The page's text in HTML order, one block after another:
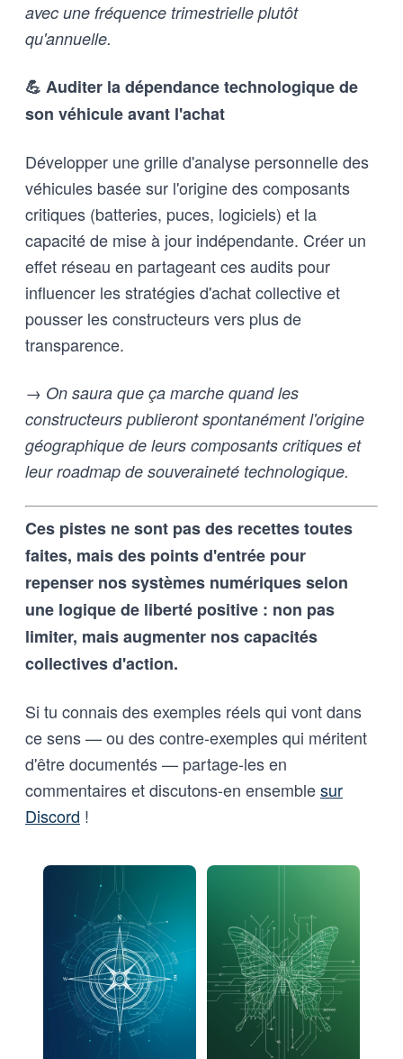
avec une fréquence trimestrielle plutôt
qu'annuelle.
💪 Auditer la dépendance technologique de
son véhicule avant l'achat
Développer une grille d'analyse personnelle des
véhicules basée sur l'origine des composants
critiques (batteries, puces, logiciels) et la
capacité de mise à jour indépendante. Créer un
effet réseau en partageant ces audits pour
influencer les stratégies d'achat collective et
pousser les constructeurs vers plus de
transparence.
→ On saura que ça marche quand les
constructeurs publieront spontanément l'origine
géographique de leurs composants critiques et
leur roadmap de souveraineté technologique.
Ces pistes ne sont pas des recettes toutes
faites, mais des points d'entrée pour
repenser nos systèmes numériques selon
une logique de liberté positive : non pas
limiter, mais augmenter nos capacités
collectives d'action.
Si tu connais des exemples réels qui vont dans
ce sens — ou des contre-exemples qui méritent
d'être documentés — partage-les en
commentaires et discutons-en ensemblesur
Discord !